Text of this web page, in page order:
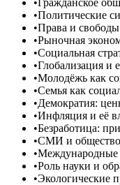
•Политические
•Права и
•Рыночная
•Социальная
•Глобализация и
•Молодёжь как
•Семья как
•Демократия:
•Инфляция и её
•Безработица:
•СМИ и общество
•Международные
•Роль науки и
•Экологические